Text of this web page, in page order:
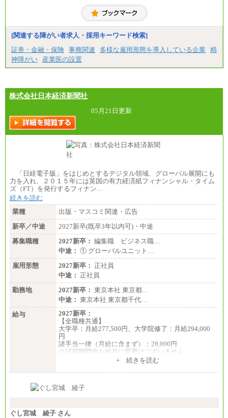
※4…北海道、宮城県、栃木県、群馬県、長野県、新
香川県、福岡県
※5…青森県、鳥取県、島根県、愛媛県、高知県、大
分県、長崎県、熊本県、宮崎県、鹿児島県、沖縄
県、福島県、山形県
◆パート・アルバイト
【エアサーブ】
・試用期間中も給与変更なし
[関連する障がい者求人・採用キーワード検索]
証券・金融・保険 事務関連 多様な雇用形態を導入している企業
精
神障がい
産業医の設置
株式会社日本経済新聞社
05月21日更新
「日経電子版」をはじめとするデジタル領域、グローバル展開にも
力を入れ、２０１５年には英国の有力経済紙フィナンシャル・タイム
ズ（FT）を発行するフィナン…
続きを読む
業種
出版・マスコミ関連・広告
新卒／中途
2027新卒(既卒3年以内可)・中途
募集職種
2027新卒： 編集職 ビジネス職…
中途： ① グローバルユニット…
雇用形態
2027新卒： 正社員
中途： 正社員
勤務地
2027新卒： 東京本社 東京都…
中途： 東京本社 東京都千代…
給与
2027新卒：
【全職種共通】
大学卒：月給277,500円、大学院修了：月給294,000
円
諸手当一律（月給に含まず）：28,000円
※試用期間中も給与に変更はございません
月給370,000円～
ます。
の各種手当を含む金額です）
+ 続きを読む
ぐし宮城 綾子 さん